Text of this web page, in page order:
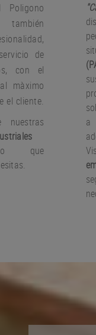
Poligono
también
de
con el
màximo
el cliente.
que
a